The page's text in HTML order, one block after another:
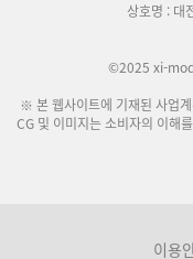
상호명 : 대
©2025 xi-
※ 본 웹사이트에 기재된 사업
CG 및 이미지는 소비자의 이해
이용